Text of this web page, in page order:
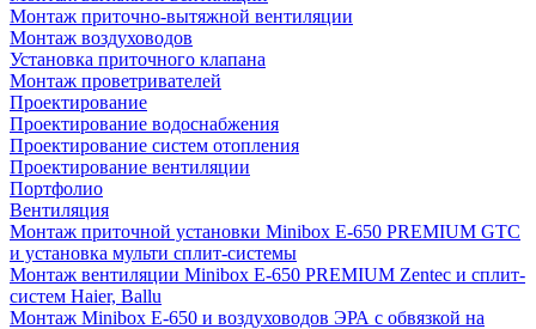
Монтаж приточно-вытяжной вентиляции
Монтаж воздуховодов
Установка приточного клапана
Монтаж проветривателей
Проектирование
Проектирование водоснабжения
Проектирование систем отопления
Проектирование вентиляции
Портфолио
Вентиляция
Монтаж приточной установки Minibox E-650 PREMIUM GTC
и установка мульти сплит-системы
Монтаж вентиляции Minibox E-650 PREMIUM Zentec и сплит-
систем Haier, Ballu
Монтаж Minibox E-650 и воздуховодов ЭРА с обвязкой на